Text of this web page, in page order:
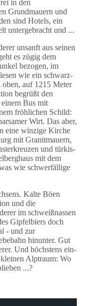
in den
Grundmauern und
sind Hotels, ein
untergebracht und ...
unsanft aus seinen
es zügig dem
bezogen, im
wie ein schwarz-
auf 1215 Meter
begrüßt den
Bus mit
fröhlichen Schild:
Wirt. Das aber,
eine winzige Kirche
mit Granitmauern,
und türkis-
mit dem
wie schwerfällige
Kalte Böen
und die
im schweißnassen
Gipfelbiers doch
- und zur
hinunter. Gut
Und höchstens ein-
Alptraum: Wo
...?